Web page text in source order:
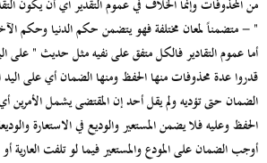
من المحذوفات وإنما الخلاف في عموم التقدير اي أن يكون
" - متضمناً لمعان مختلفة فهو يتضمن حكم الدنيا وحكم
أما عموم التقادير فالكل متفق على نفيه مثل حديث " على
قدروا عدة محذوفات منها الحفظ ومنها الضمان أي على
الضمان حتى تؤديه ولم يقل أحد إن المقتضى يشمل الأمرين
الحفظ وعليه فلا يضمن المستعير والوديع في الاستعارة
أوجب الضمان على المودع والمستعير فيما لو تلفت العارية